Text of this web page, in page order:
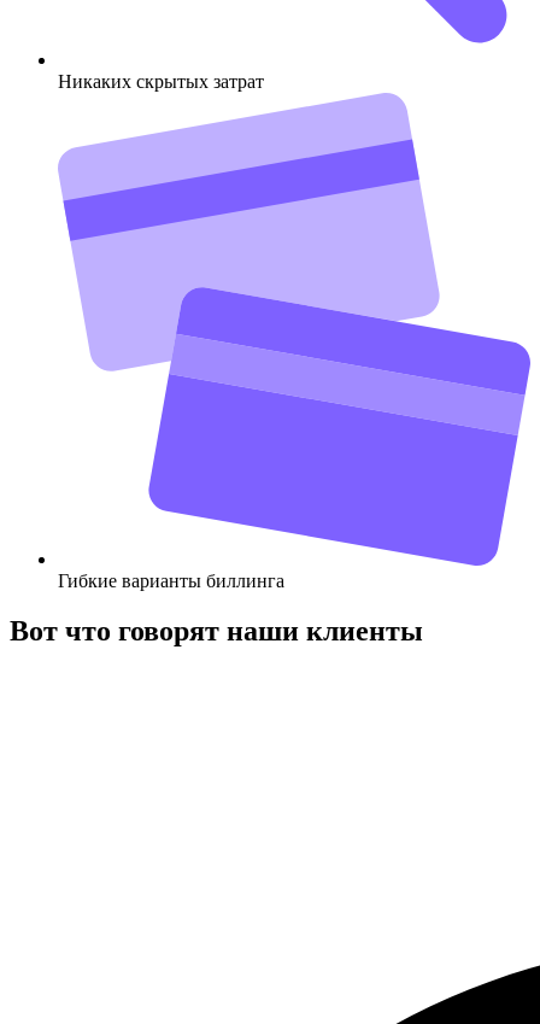
Никаких скрытых затрат
Гибкие варианты биллинга
Вот что говорят наши клиенты